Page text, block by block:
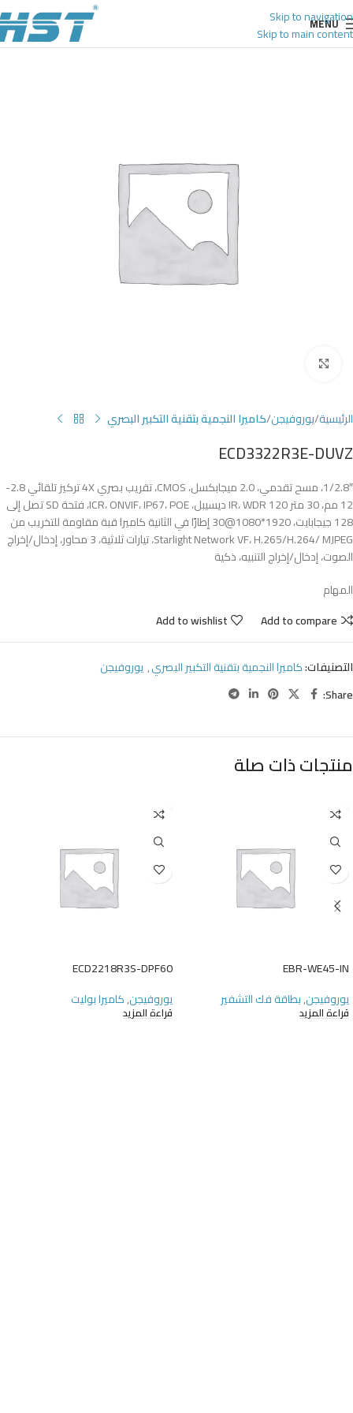
Skip to navigation
Skip to main content
MENU
الرئيسية يوروفيجن كاميرا النجمية بتقنية التكبير البصري
ECD3322R3E-DUVZ
1/2.8″، مسح تقدمي، 2.0 ميجابكسل، CMOS، تقريب بصري 4X تركيز تلقائي 2.8-
12 مم، 30 متر IR، WDR 120 ديسيبل، ICR، ONVIF، IP67، POE، فتحة SD تصل إلى
128 جيجابايت، 1920*1080@30 إطارًا في الثانية كاميرا قبة مقاومة للتخريب من
Starlight Network VF، H.265/H.264/ MJPEG، تيارات ثلاثية، 3 محاور، إدخال/إخراج
الصوت، إدخال/إخراج التنبيه، ذكية
المهام
Add to compare
Add to wishlist
التصنيفات:كاميرا النجمية بتقنية التكبير البصري,يوروفيجن
Share:
منتجات ذات صلة
EBR-WE45-IN
يوروفيجن,بطاقة فك التشفير
قراءة المزيد
ECD2218R3S-DPF60
يوروفيجن,كاميرا بوليت
قراءة المزيد